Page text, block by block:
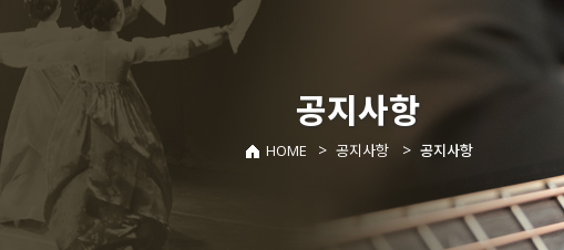
HOME > 공지사항 > 공지사항
공지사항
국악협회
문인협회
미술협회
사진협회
연극협회
연예협회
공지사항
보도자료